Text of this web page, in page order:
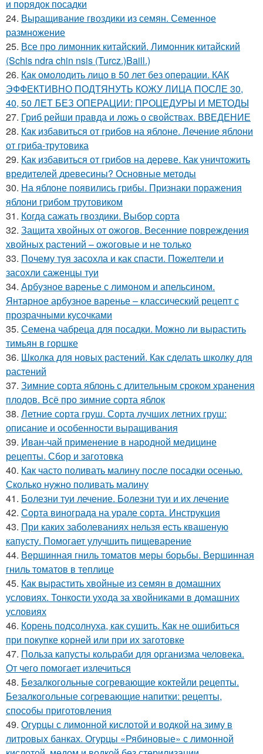
и порядок посадки
24. Выращивание гвоздики из семян. Семенное
размножение
25. Все про лимонник китайский. Лимонник китайский
(Schis ndra chin nsis (Turcz.)Baill.)
26. Как омолодить лицо в 50 лет без операции. КАК
ЭФФЕКТИВНО ПОДТЯНУТЬ КОЖУ ЛИЦА ПОСЛЕ 30,
40, 50 ЛЕТ БЕЗ ОПЕРАЦИИ: ПРОЦЕДУРЫ И МЕТОДЫ
27. Гриб рейши правда и ложь о свойствах. ВВЕДЕНИЕ
28. Как избавиться от грибов на яблоне. Лечение яблони
от гриба-трутовика
29. Как избавиться от грибов на дереве. Как уничтожить
вредителей древесины? Основные методы
30. На яблоне появились грибы. Признаки поражения
яблони грибом трутовиком
31. Когда сажать гвоздики. Выбор сорта
32. Защита хвойных от ожогов. Весенние повреждения
хвойных растений – ожоговые и не только
33. Почему туя засохла и как спасти. Пожелтели и
засохли саженцы туи
34. Арбузное варенье с лимоном и апельсином.
Янтарное арбузное варенье – классический рецепт с
прозрачными кусочками
35. Семена чабреца для посадки. Можно ли вырастить
тимьян в горшке
36. Школка для новых растений. Как сделать школку для
растений
37. Зимние сорта яблонь с длительным сроком хранения
плодов. Всё про зимние сорта яблок
38. Летние сорта груш. Сорта лучших летних груш:
описание и особенности выращивания
39. Иван-чай применение в народной медицине
рецепты. Сбор и заготовка
40. Как часто поливать малину после посадки осенью.
Сколько нужно поливать малину
41. Болезни туи лечение. Болезни туи и их лечение
42. Сорта винограда на урале сорта. Инструкция
43. При каких заболеваниях нельзя есть квашеную
капусту. Помогает улучшить пищеварение
44. Вершинная гниль томатов меры борьбы. Вершинная
гниль томатов в теплице
45. Как вырастить хвойные из семян в домашних
условиях. Тонкости ухода за хвойниками в домашних
условиях
46. Корень подсолнуха, как сушить. Как не ошибиться
при покупке корней или при их заготовке
47. Польза капусты кольраби для организма человека.
От чего помогает излечиться
48. Безалкогольные согревающие коктейли рецепты.
Безалкогольные согревающие напитки: рецепты,
способы приготовления
49. Огурцы с лимонной кислотой и водкой на зиму в
литровых банках. Огурцы «Рябиновые» с лимонной